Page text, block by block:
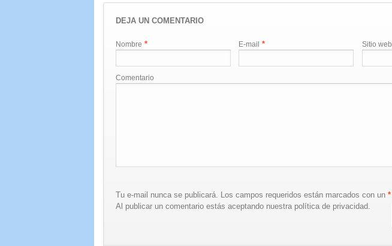
DEJA UN COMENTARIO
Nombre * E-mail * Sitio web
Comentario
Tu e-mail nunca se publicará. Los campos requeridos están marcados con un *
Al publicar un comentario estás aceptando nuestra política de privacidad.